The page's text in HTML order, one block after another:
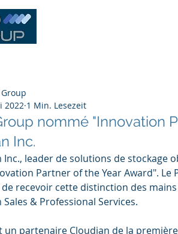
nommé "Innovation
Inc.
2022 1 Min. Lesezeit
Inc., leader de solutions de stockage
Partner of the Year Award". Le
recevoir cette distinction des
Sales & Professional Services.
un partenaire Cloudian de la